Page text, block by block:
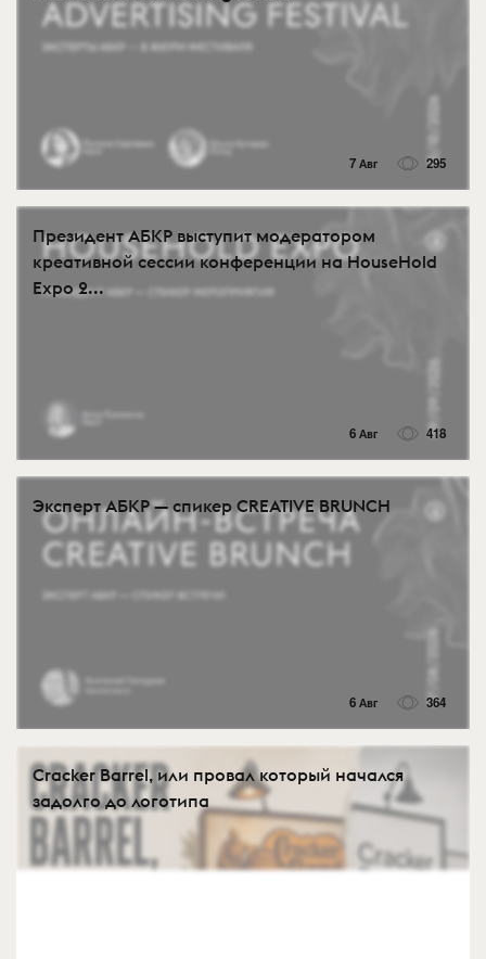
7 Авг 295
Президент АБКР выступит модератором
креативной сессии конференции на HouseHold
Expo 2...
6 Авг 418
Эксперт АБКР — спикер CREATIVE BRUNCH
6 Авг 364
Cracker Barrel, или провал который начался
задолго до логотипа